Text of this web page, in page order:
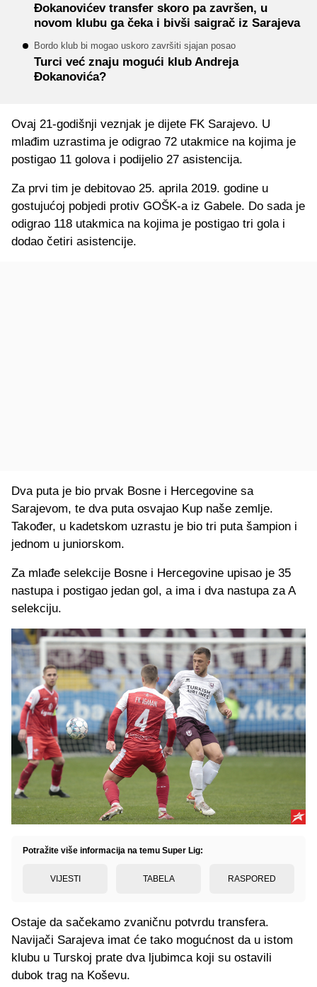
Đokanovićev transfer skoro pa završen, u
novom klubu ga čeka i bivši saigrač iz Sarajeva
Bordo klub bi mogao uskoro završiti sjajan posao
Turci već znaju mogući klub Andreja
Đokanovića?
Ovaj 21-godišnji veznjak je dijete FK Sarajevo. U
mlađim uzrastima je odigrao 72 utakmice na kojima je
postigao 11 golova i podijelio 27 asistencija.
Za prvi tim je debitovao 25. aprila 2019. godine u
gostujućoj pobjedi protiv GOŠK-a iz Gabele. Do sada je
odigrao 118 utakmica na kojima je postigao tri gola i
dodao četiri asistencije.
Dva puta je bio prvak Bosne i Hercegovine sa
Sarajevom, te dva puta osvajao Kup naše zemlje.
Također, u kadetskom uzrastu je bio tri puta šampion i
jednom u juniorskom.
Za mlađe selekcije Bosne i Hercegovine upisao je 35
nastupa i postigao jedan gol, a ima i dva nastupa za A
selekciju.
Potražite više informacija na temu Super Lig:
VIJESTI TABELA RASPORED
Ostaje da sačekamo zvaničnu potvrdu transfera.
Navijači Sarajeva imat će tako mogućnost da u istom
klubu u Turskoj prate dva ljubimca koji su ostavili
dubok trag na Koševu.